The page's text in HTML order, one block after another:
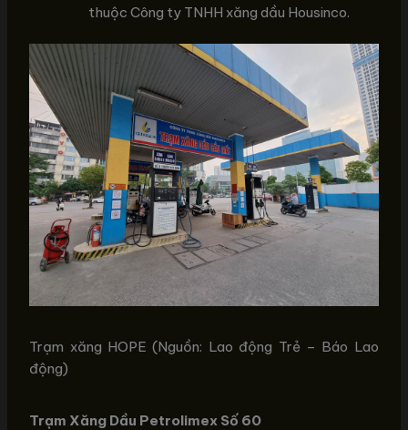
thuộc Công ty TNHH xăng dầu Housinco.
Trạm xăng HOPE (Nguồn: Lao động Trẻ – Báo Lao
động)
Trạm Xăng Dầu Petrolimex Số 60